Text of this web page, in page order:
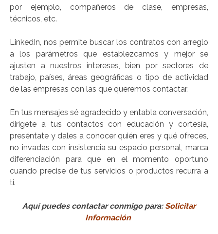
por ejemplo, compañeros de clase, empresas,
técnicos, etc.
LinkedIn, nos permite buscar los contratos con arreglo
a los parámetros que establezcamos y mejor se
ajusten a nuestros intereses, bien por sectores de
trabajo, países, áreas geográficas o tipo de actividad
de las empresas con las que queremos contactar.
En tus mensajes sé agradecido y entabla conversación,
dirígete a tus contactos con educación y cortesía,
preséntate y dales a conocer quién eres y qué ofreces,
no invadas con insistencia su espacio personal, marca
diferenciación para que en el momento oportuno
cuando precise de tus servicios o productos recurra a
ti.
Aquí puedes contactar conmigo para:Solicitar
Información